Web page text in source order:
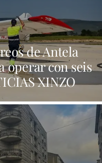
de Antela
operar con seis
XINZO